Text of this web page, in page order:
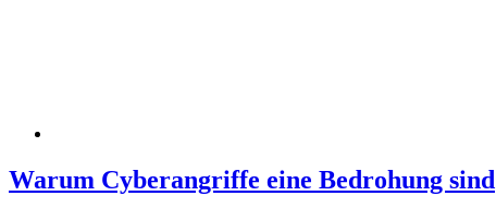
Warum Cyberangriffe eine Bedrohung sind